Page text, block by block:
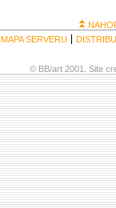
MAPA SERVERU
© BB/art 2001. Site